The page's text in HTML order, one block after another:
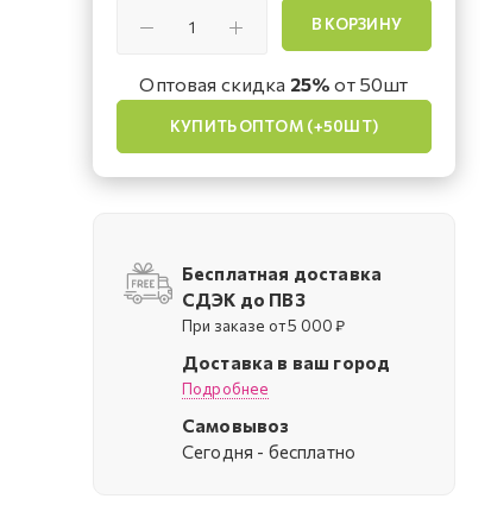
В КОРЗИНУ
Оптовая скидка 25% от 50шт
КУПИТЬ ОПТОМ (+50ШТ)
Бесплатная доставка
СДЭК до ПВЗ
При заказе от 5 000 ₽
Доставка в ваш город
Подробнее
Самовывоз
Cегодня - бесплатно